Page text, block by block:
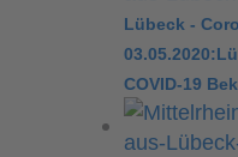
Lübeck -
COVID-19